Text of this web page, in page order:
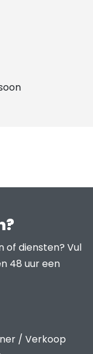
of diensten? Vul
48 uur een
/ Verkoop